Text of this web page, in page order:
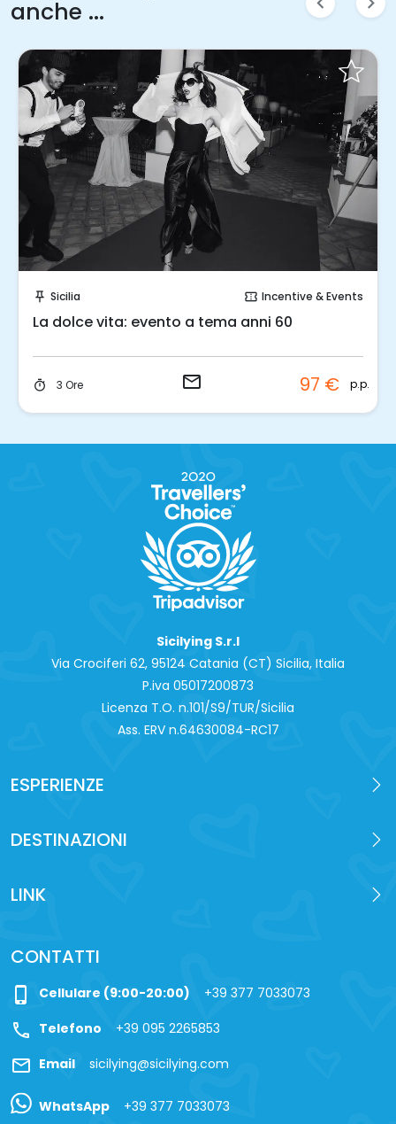
anche ...
push_pin Sicilia confirmation_number Incentive & Events
La dolce vita: evento a tema anni 60
timer 3 Ore email 97 € p.p.
Sicilying S.r.l
Via Crociferi 62, 95124 Catania (CT) Sicilia, Italia
P.iva 0‍5017200873
Licenza T.O. n.101/S9/TUR/Sicilia
Ass. ERV n.64630084-RC17
ESPERIENZE
DESTINAZIONI
LINK
CONTATTI
phone_iphone Cellulare (9:00-20:00) +39 377 7033073
call Telefono +39 095 2265853
mail Email sicilying@sicilying.com
WhatsApp +39 377 7033073